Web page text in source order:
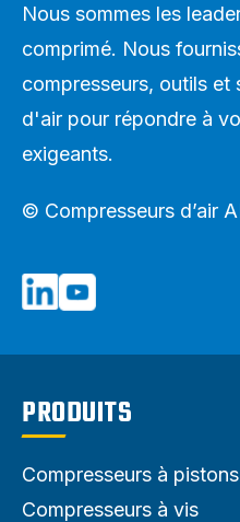
Nous sommes les
comprimé. Nous
compresseurs, outils et
d'air pour répondre à
exigeants.
© Compresseurs d’air
PRODUITS
Compresseurs à pistons
Compresseurs à vis